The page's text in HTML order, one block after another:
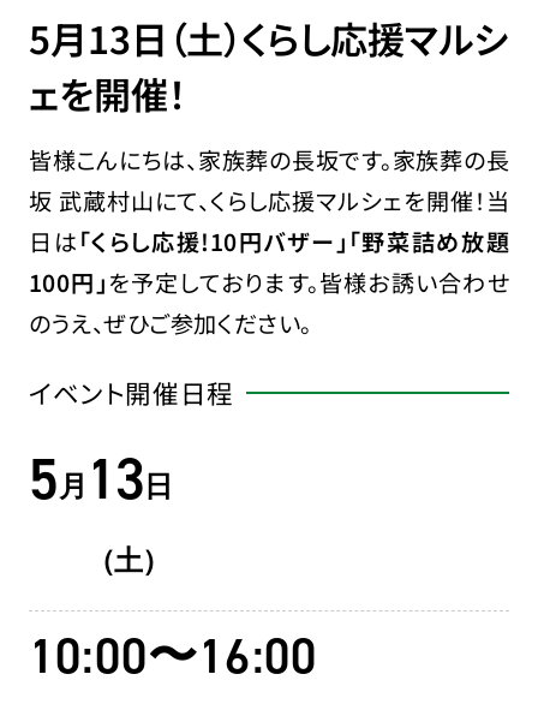
5月13日（土）くらし応援マルシ
ェを開催！
皆様こんにちは、家族葬の長坂です。家族葬の長
坂 武蔵村山にて、くらし応援マルシェを開催！当
日は「くらし応援!10円バザー」「野菜詰め放題
100円」を予定しております。皆様お誘い合わせ
のうえ、ぜひご参加ください。
イベント開催日程
5月 13日
（土）
10:00〜16:00